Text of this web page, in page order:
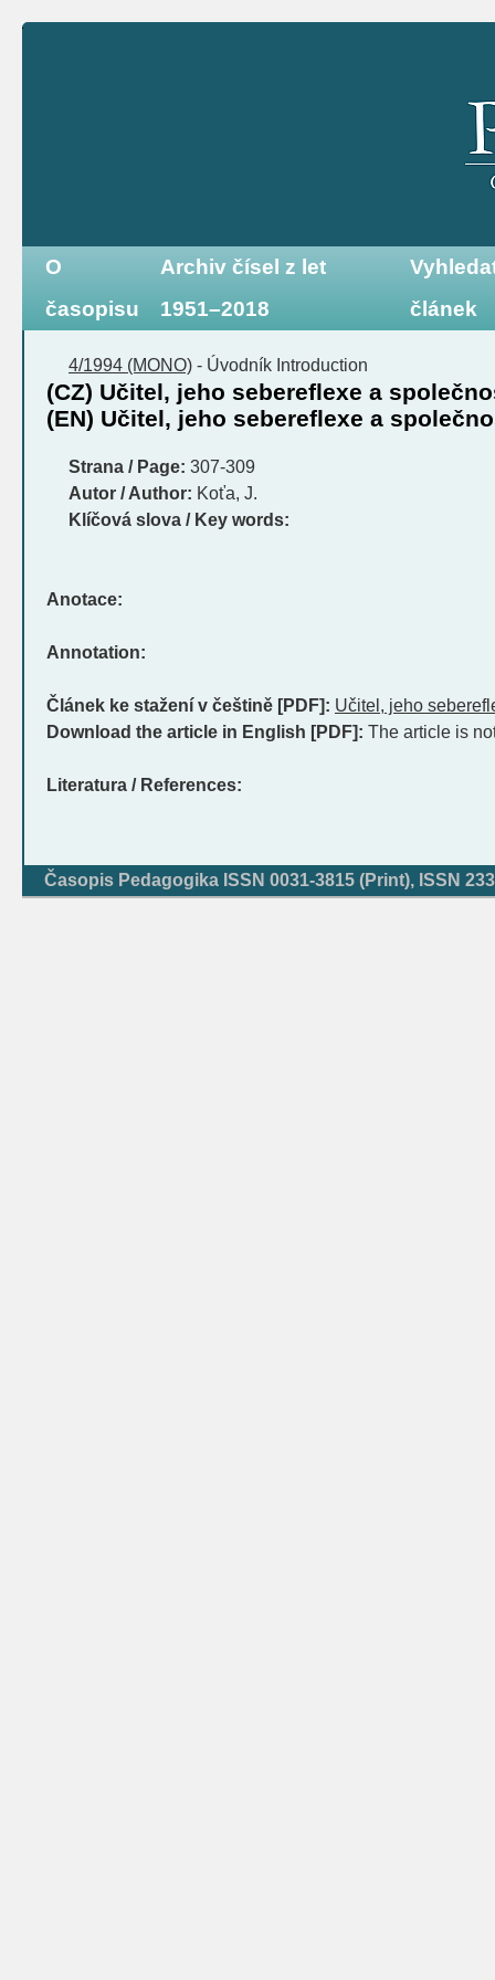
O
časopisu
Archiv čísel z let
1951–2018
článek
4/1994 (MONO) - Úvodník Introduction
(CZ) Učitel, jeho sebereflexe a
(EN) Učitel, jeho sebereflexe a
Strana / Page: 307-309
Autor / Author: Koťa, J.
Klíčová slova / Key words:
Anotace:
Annotation:
Článek ke stažení v češtině [PDF]: Učitel, jeho
Download the article in English [PDF]: The article is
Literatura / References:
Časopis Pedagogika ISSN 0031-3815 (Print), ISSN